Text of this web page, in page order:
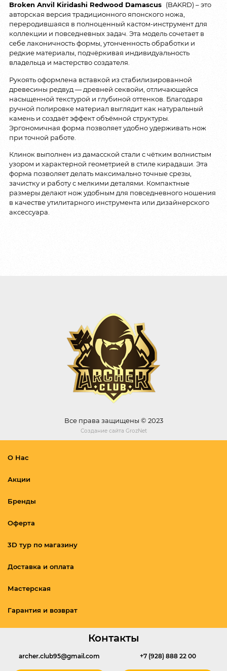
Broken Anvil Kiridashi Redwood Damascus (BAKRD) – это
авторская версия традиционного японского ножа,
переродившаяся в полноценный кастом-инструмент для
коллекции и повседневных задач. Эта модель сочетает в
себе лаконичность формы, утонченность обработки и
редкие материалы, подчёркивая индивидуальность
владельца и мастерство создателя.
Рукоять оформлена вставкой из стабилизированной
древесины редвуд — древней секвойи, отличающейся
насыщенной текстурой и глубиной оттенков. Благодаря
ручной полировке материал выглядит как натуральный
камень и создаёт эффект объёмной структуры.
Эргономичная форма позволяет удобно удерживать нож
при точной работе.
Клинок выполнен из дамасской стали с чётким волнистым
узором и характерной геометрией в стиле кирадаши. Эта
форма позволяет делать максимально точные срезы,
зачистку и работу с мелкими деталями. Компактные
размеры делают нож удобным для повседневного ношения
в качестве утилитарного инструмента или дизайнерского
аксессуара.
Все права защищены © 2023
Создание сайта GrozNet
О Нас
Акции
Бренды
Оферта
3D тур по магазину
Доставка и оплата
Мастерская
Гарантия и возврат
Контакты
archer.club95@gmail.com +7 (928) 888 22 00